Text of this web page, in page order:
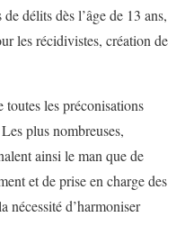
délits dès l’âge de 13 ans,
les récidivistes, création de
les préconisations
plus nombreuses,
ainsi le man que de
et de prise en charge des
nécessité d’harmoniser